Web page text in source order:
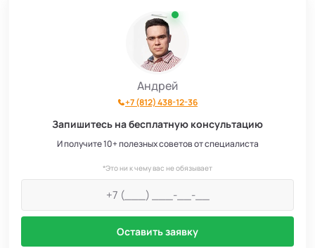
Андрей
+7 (812) 438-12-36
Запишитесь на бесплатную консультацию
И получите 10+ полезных советов от специалиста
*Это ни к чему вас не обязывает
Оставить заявку